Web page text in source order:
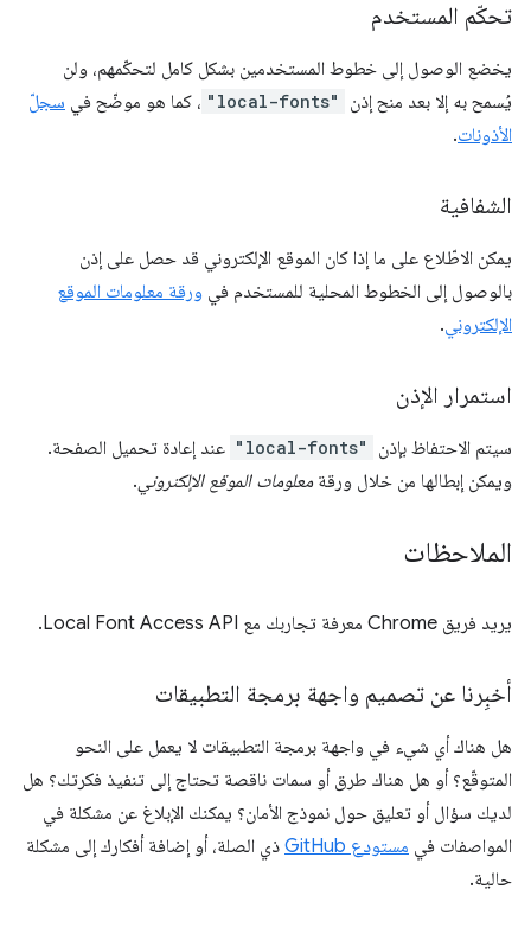
تحكّم المستخدم
يخضع الوصول إلى خطوط المستخدمين بشكل كامل لتحكّمهم، ولن
يُسمح به إلا بعد منح إذن
"local-fonts" ، كما هو موضّح في سجلّ
الأذونات.
الشفافية
يمكن الاطّلاع على ما إذا كان الموقع الإلكتروني قد حصل على إذن
بالوصول إلى الخطوط المحلية للمستخدم في ورقة معلومات الموقع
الإلكتروني.
استمرار الإذن
سيتم الاحتفاظ بإذن "local-fonts" عند إعادة تحميل الصفحة.
ويمكن إبطالها من خلال ورقة معلومات الموقع الإلكتروني.
الملاحظات
يريد فريق Chrome معرفة تجاربك مع Local Font Access API.
أخبِرنا عن تصميم واجهة برمجة التطبيقات
هل هناك أي شيء في واجهة برمجة التطبيقات لا يعمل على النحو
المتوقّع؟ أو هل هناك طرق أو سمات ناقصة تحتاج إلى تنفيذ فكرتك؟ هل
لديك سؤال أو تعليق حول نموذج الأمان؟ يمكنك الإبلاغ عن مشكلة في
المواصفات في مستودع GitHub
ذي الصلة، أو إضافة أفكارك إلى مشكلة
حالية.